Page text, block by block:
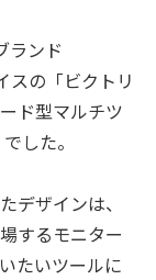
ランド
スの「ビクトリ
ド型マルチツ
した。
デザインは、
するモニター
たいツールに